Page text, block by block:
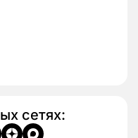
сетях: